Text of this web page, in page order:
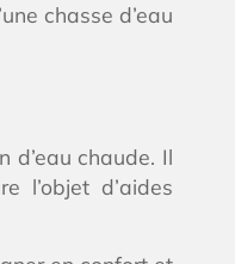
chasse d’eau
d’eau chaude. Il
l’objet d’aides